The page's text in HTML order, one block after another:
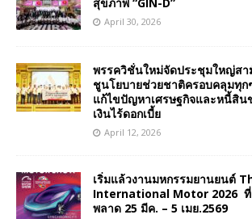
April 30, 2026
พรรควิชั่นใหม่จัดประชุมใหญ่สา
ชูนโยบายช่วยชาติครอบคลุมทุก
แก้ไขปัญหาเศรษฐกิจและหนี้สิน
เงินไร้ดอกเบี้ย
April 12, 2026
เริ่มแล้วงานมหกรรมยานยนต์
International Motor 2026 ที่
พลาด 25 มีค. – 5 เมย.2569